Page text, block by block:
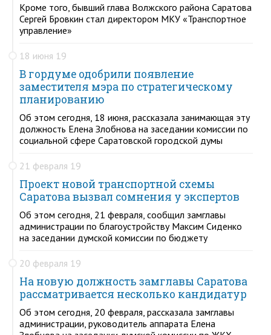
Кроме того, бывший глава Волжского района Саратова
Сергей Бровкин стал директором МКУ «Транспортное
управление»
18 июня 19
В гордуме одобрили появление
заместителя мэра по стратегическому
планированию
Об этом сегодня, 18 июня, рассказала занимающая эту
должность Елена Злобнова на заседании комиссии по
социальной сфере Саратовской городской думы
21 февраля 19
Проект новой транспортной схемы
Саратова вызвал сомнения у экспертов
Об этом сегодня, 21 февраля, сообщил замглавы
администрации по благоустройству Максим Сиденко
на заседании думской комиссии по бюджету
20 февраля 19
На новую должность замглавы Саратова
рассматривается несколько кандидатур
Об этом сегодня, 20 февраля, рассказала замглавы
администрации, руководитель аппарата Елена